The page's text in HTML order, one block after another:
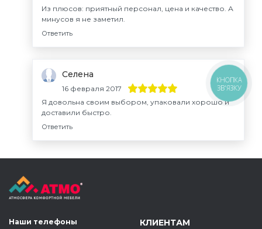
Из плюсов: приятный персонал, цена и качество. А
минусов я не заметил.
Ответить
Селена
16 февраля 2017
Я довольна своим выбором, упаковали хорошо и
доставили быстро.
Ответить
Наши телефоны
КЛИЕНТАМ
КНОПКА
ЗВ'ЯЗКУ